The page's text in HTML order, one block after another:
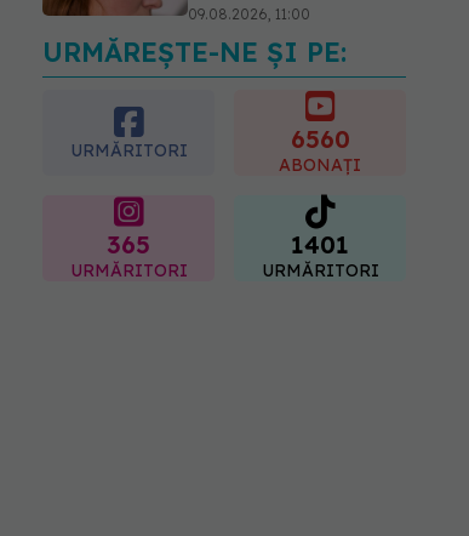
09.08.2026, 11:00
Ce este testul TORCH și
cine trebuie să-l facă. Ce
înseamnă un rezultat
09.08.2026, 13:00
URMĂREȘTE-NE ȘI PE:
URMĂRITORI 6560
ABONAȚI
365
URMĂRITORI
1401
URMĂRITORI